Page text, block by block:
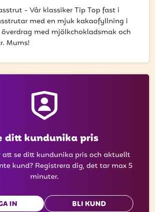
nedan för att ta del av våra
- Vår klassiker Tip Top fast i
med en mjuk kakaofyllning i
med mjölkchokladsmak och
Mums!
ditt kundunika pris
se ditt kundunika pris och aktuellt
kund? Registrera dig, det tar max 5
minuter.
IN BLI KUND